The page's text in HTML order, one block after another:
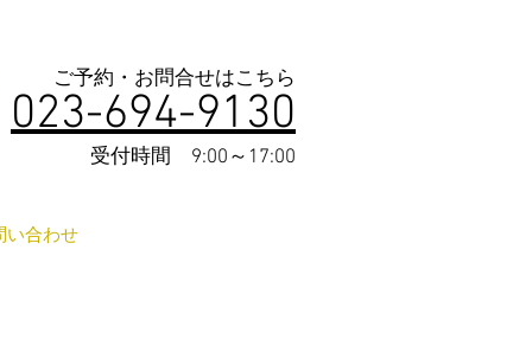
ご予約・お問合せはこちら​
023-694-9130
​受付時間 9:00～17:00
い合わせ